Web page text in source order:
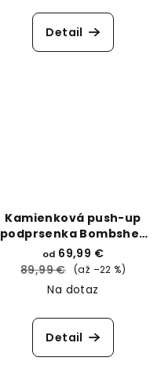
Detail
Kamienková push-up
podprsenka Bombshell
s pridávajúcimi 2
veľkosti košíčkov
Victoria’s Secret
od 69,99 €
89,99 € (až –22 %)
Na dotaz
Detail